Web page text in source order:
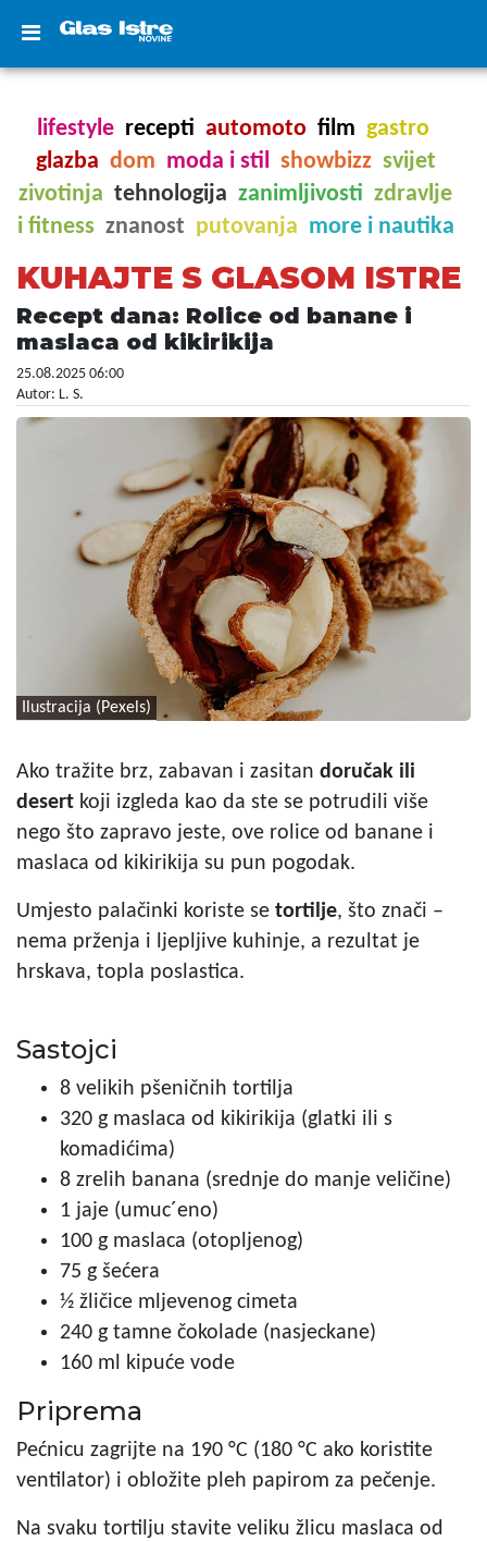
lifestyle recepti automoto film gastro
glazba dom moda i stil showbizz svijet
zivotinja tehnologija zanimljivosti zdravlje
i fitness znanost putovanja more i nautika
KUHAJTE S GLASOM ISTRE
Recept dana: Rolice od banane i
maslaca od kikirikija
25.08.2025 06:00
Autor: L. S.
Ilustracija (Pexels)
Ako tražite brz, zabavan i zasitan doručak ili
desert koji izgleda kao da ste se potrudili više
nego što zapravo jeste, ove rolice od banane i
maslaca od kikirikija su pun pogodak.
Umjesto palačinki koriste se tortilje, što znači –
nema prženja i ljepljive kuhinje, a rezultat je
hrskava, topla poslastica.
Sastojci
8 velikih pšeničnih tortilja
320 g maslaca od kikirikija (glatki ili s
komadićima)
8 zrelih banana (srednje do manje veličine)
1 jaje (umuc´eno)
100 g maslaca (otopljenog)
75 g šećera
½ žličice mljevenog cimeta
240 g tamne čokolade (nasjeckane)
160 ml kipuće vode
Priprema
Pećnicu zagrijte na 190 °C (180 °C ako koristite
ventilator) i obložite pleh papirom za pečenje.
Na svaku tortilju stavite veliku žlicu maslaca od